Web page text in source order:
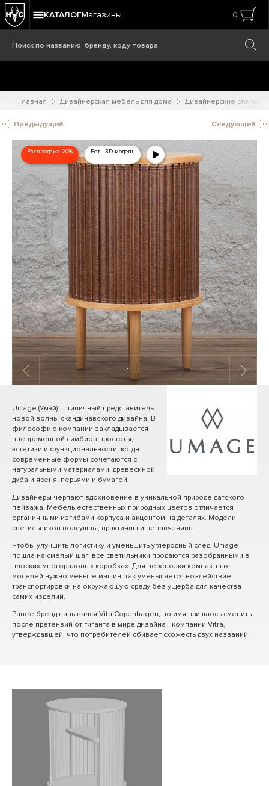
КАТАЛОГМагазины 0
Главная Дизайнерская мебель для дома Дизайнерские столы
Предыдущий Следующий
Распродажа 20% Есть 3D-модель
1/ 24
Umage (Умэй) — типичный представитель
новой волны скандинавского дизайна. В
философию компании закладывается
вневременной симбиоз простоты,
эстетики и функциональности, когда
современные формы сочетаются с
натуральными материалами: древесиной
дуба и ясеня, перьями и бумагой.
Дизайнеры черпают вдохновение в уникальной природе датского
пейзажа. Мебель естественных природных цветов отличается
органичными изгибами корпуса и акцентом на деталях. Модели
светильников воздушны, практичны и ненавязчивы.
Чтобы улучшить логистику и уменьшить углеродный след, Umage
пошла на смелый шаг: все светильники продаются разобранными в
плоских многоразовых коробках. Для перевозки компактных
моделей нужно меньше машин, так уменьшается воздействие
транспортировки на окружающую среду без ущерба для качества
самих изделий.
Ранее бренд назывался Vita Copenhagen, но имя пришлось сменить
после претензий от гиганта в мире дизайна - компании Vitra,
утверждавшей, что потребителей сбивает схожесть двух названий.